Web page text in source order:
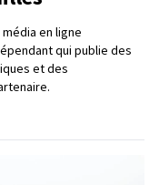
en ligne
qui publie des
et des